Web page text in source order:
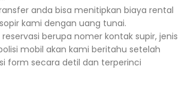
anda bisa menitipkan biaya rental
kami dengan uang tunai.
berupa nomer kontak supir, jenis
mobil akan kami beritahu setelah
form secara detil dan terperinci